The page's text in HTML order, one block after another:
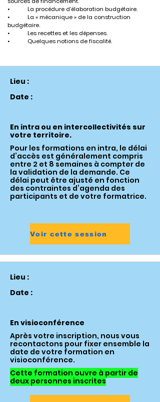
•	La procédure d’élaboration budgétaire.
•	La « mécanique » de la construction
budgétaire.
•	Les recettes et les dépenses.
•	Quelques notions de fiscalité.
Lieu :
Date :
En intra ou en intercollectivités sur
votre territoire.
Pour les formations en intra, le délai
d’accès est généralement compris
entre 2 et 8 semaines à compter de
la validation de la demande. Ce
délai peut être ajusté en fonction
des contraintes d’agenda des
participants et de votre formatrice.
Voir cette session
Lieu :
Date :
En visioconférence
Après votre inscription, nous vous
recontactons pour fixer ensemble la
date de votre formation en
visioconférence.
Cette formation ouvre à partir de
deux personnes inscrites